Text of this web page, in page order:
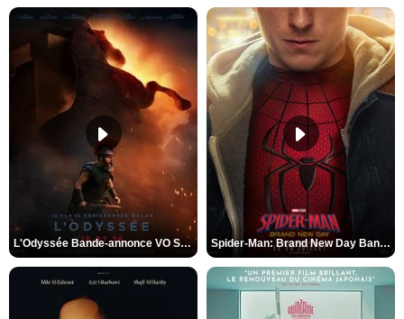
L'Odyssée Bande-annonce VO STFR Spider-Man: Brand New Day Bande-annonce VO STFR